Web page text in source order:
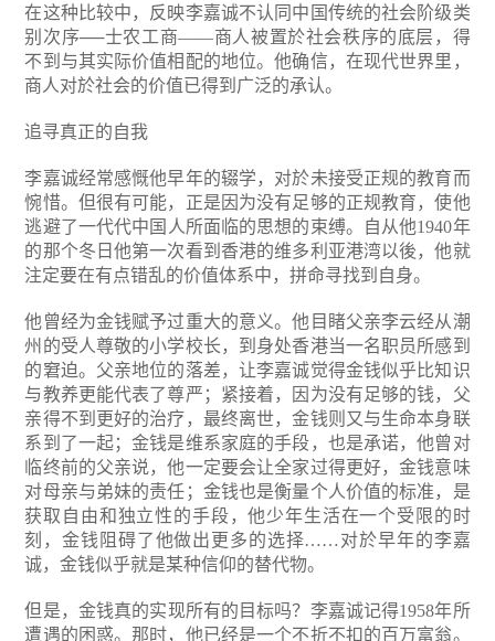
在这种比较中，反映李嘉诚不认同中国传统的社会阶级类
别次序──士农工商——商人被置於社会秩序的底层，得
不到与其实际价值相配的地位。他确信，在现代世界里，
商人对於社会的价值已得到广泛的承认。
追寻真正的自我
李嘉诚经常感慨他早年的辍学，对於未接受正规的教育而
惋惜。但很有可能，正是因为没有足够的正规教育，使他
逃避了一代代中国人所面临的思想的束缚。自从他1940年
的那个冬日他第一次看到香港的维多利亚港湾以後，他就
注定要在有点错乱的价值体系中，拼命寻找到自身。
他曾经为金钱赋予过重大的意义。他目睹父亲李云经从潮
州的受人尊敬的小学校长，到身处香港当一名职员所感到
的窘迫。父亲地位的落差，让李嘉诚觉得金钱似乎比知识
与教养更能代表了尊严；紧接着，因为没有足够的钱，父
亲得不到更好的治疗，最终离世，金钱则又与生命本身联
系到了一起；金钱是维系家庭的手段，也是承诺，他曾对
临终前的父亲说，他一定要会让全家过得更好，金钱意味
对母亲与弟妹的责任；金钱也是衡量个人价值的标准，是
获取自由和独立性的手段，他少年生活在一个受限的时
刻，金钱阻碍了他做出更多的选择……对於早年的李嘉
诚，金钱似乎就是某种信仰的替代物。
但是，金钱真的实现所有的目标吗？李嘉诚记得1958年所
遭遇的困惑。那时，他已经是一个不折不扣的百万富翁。